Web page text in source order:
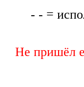
- - =
Не пришёл